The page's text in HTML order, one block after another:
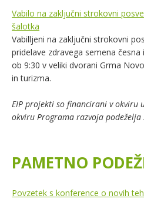
Vabilo na zaključni strokovni
šalotka
Vabilljeni na zaključni strokovni
pridelave zdravega semena
ob 9:30 v veliki dvorani Grma
in turizma.
EIP projekti so financirani v okviru
okviru Programa razvoja podeželja
PAMETNO
Povzetek s konference o novih